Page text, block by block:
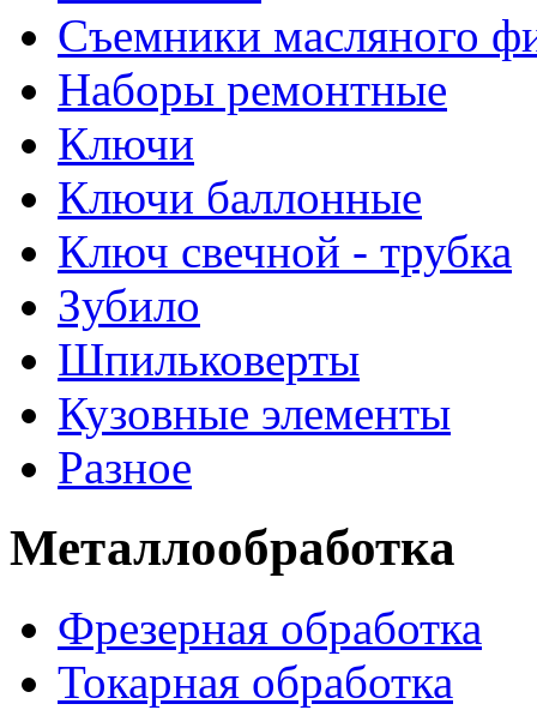
Съемники масляного
Наборы ремонтные
Ключи
Ключи баллонные
Ключ свечной - трубка
Зубило
Шпильковерты
Кузовные элементы
Разное
Металлообработка
Фрезерная обработка
Токарная обработка